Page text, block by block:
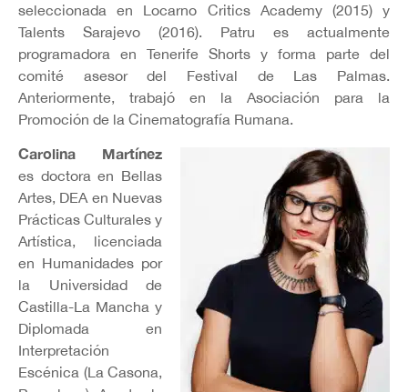
seleccionada en Locarno Critics Academy (2015) y
Talents Sarajevo (2016). Patru es actualmente
programadora en Tenerife Shorts y forma parte del
comité asesor del Festival de Las Palmas.
Anteriormente, trabajó en la Asociación para la
Promoción de la Cinematografía Rumana.
Carolina Martínez
es doctora en Bellas
Artes, DEA en Nuevas
Prácticas Culturales y
Artística, licenciada
en Humanidades por
la Universidad de
Castilla-La Mancha y
Diplomada en
Interpretación
Escénica (La Casona,